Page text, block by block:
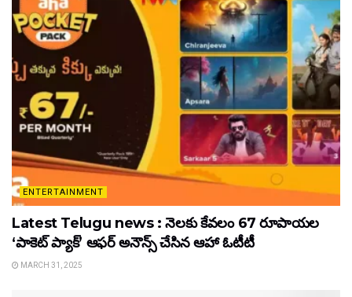
ENTERTAINMENT
Latest Telugu news : నెలకు కేవలం 67 రూపాయల
‘పాకెట్ ప్యాక్’ ఆఫర్ అనౌన్స్ చేసిన ఆహా ఓటీటీ
MARCH 31, 2025